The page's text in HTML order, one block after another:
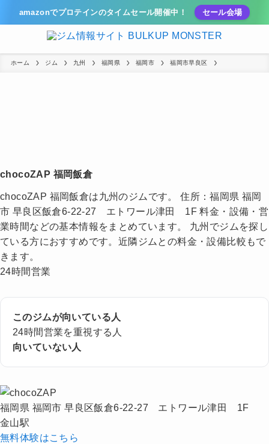
amazonでプロテインのタイムセール開催中！ セール会場
ホーム ジム 九州 福岡県 福岡市 福岡市早良区
chocoZAP 福岡飯倉
chocoZAP 福岡飯倉は九州のジムです。 住所：福岡県 福岡
市 早良区飯倉6-22-27 エトワール津田 1F 料金・設備・営
業時間などの基本情報をまとめています。 九州でジムを探し
ている方におすすめです。近隣ジムとの料金・設備比較もで
きます。
24時間営業
このジムが向いている人
24時間営業を重視する人
向いていない人
福岡県 福岡市 早良区飯倉6-22-27 エトワール津田 1F
金山駅
無料体験はこちら